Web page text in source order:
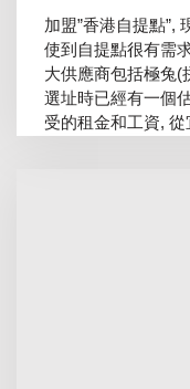
加盟”香港自提點”,
使到自提點很有需
大供應商包括極兔(
選址時已經有一個
受的租金和工資, 從